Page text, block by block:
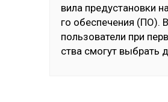
вила пре­дус­та­нов­ки
го обес­пе­чения (ПО).
поль­зо­вате­ли при
ства смо­гут выб­рать